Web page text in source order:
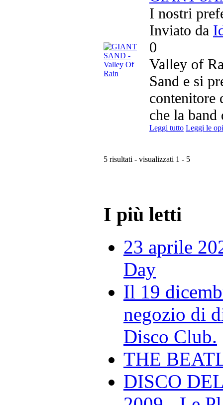
I nostri
Inviato da
0
Valley of
Sand e si
contenitore
che la
Leggi tutto Leggi le
5 risultati - visualizzati 1 - 5
I più letti
23 aprile
Day
Il 19
negozio di
Disco Club.
THE
DISCO